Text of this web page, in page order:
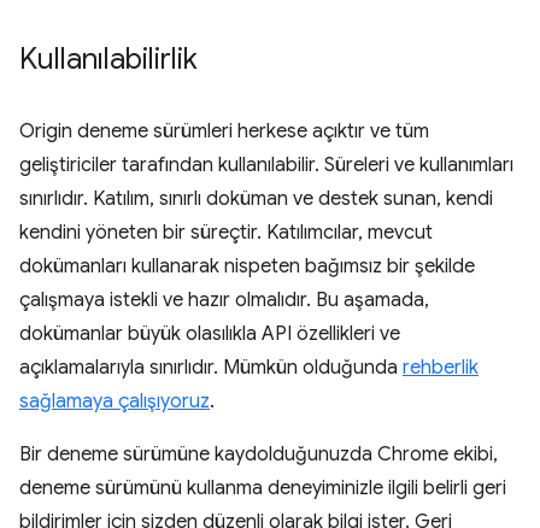
Kullanılabilirlik
Origin deneme sürümleri herkese açıktır ve tüm
geliştiriciler tarafından kullanılabilir. Süreleri ve kullanımları
sınırlıdır. Katılım, sınırlı doküman ve destek sunan, kendi
kendini yöneten bir süreçtir. Katılımcılar, mevcut
dokümanları kullanarak nispeten bağımsız bir şekilde
çalışmaya istekli ve hazır olmalıdır. Bu aşamada,
dokümanlar büyük olasılıkla API özellikleri ve
açıklamalarıyla sınırlıdır. Mümkün olduğunda rehberlik
sağlamaya çalışıyoruz.
Bir deneme sürümüne kaydolduğunuzda Chrome ekibi,
deneme sürümünü kullanma deneyiminizle ilgili belirli geri
bildirimler için sizden düzenli olarak bilgi ister. Geri